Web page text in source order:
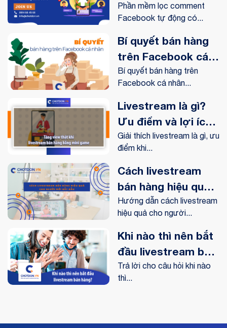
Facebook tự động
hot nhất trên thị
trường
Phần mềm lọc comment
Facebook tự động có...
Bí quyết bán hàng
trên Facebook cá
nhân hiệu quả
Bí quyết bán hàng trên
Facebook cá nhân...
Livestream là gì?
Ưu điểm và lợi ích
livestream mang lại
như thế nào?
Giải thích livestream là gì, ưu
điểm khi...
Cách livestream
bán hàng hiệu quả
cho người mới bắt
đầu
Hướng dẫn cách livestream
hiệu quả cho người...
Khi nào thì nên bắt
đầu livestream bán
hàng?
Trả lời cho câu hỏi khi nào
thì...